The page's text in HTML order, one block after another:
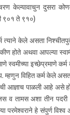
केल्यावाचुन दुसरा
९०१ ते ९१०)
केले असता
होते अथवा आपल्या
स्वमीच्या इच्छेप्रमाणे
म्हणुन विहित कर्म केले
पाळली आहे असे
व तामस अशा तीन
परमेश्वराने हे संपुर्ण